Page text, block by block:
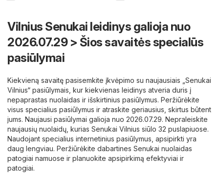
Vilnius Senukai leidinys galioja nuo
2026.07.29 > Šios savaitės specialūs
pasiūlymai
Kiekvieną savaitę pasisemkite įkvėpimo su naujausiais „Senukai
Vilnius“ pasiūlymais, kur kiekvienas leidinys atveria duris į
nepaprastas nuolaidas ir išskirtinius pasiūlymus. Peržiūrėkite
visus specialius pasiūlymus ir atraskite geriausius, skirtus būtent
jums. Naujausi pasiūlymai galioja nuo 2026.07.29. Nepraleiskite
naujausių nuolaidų, kurias Senukai Vilnius siūlo 32 puslapiuose.
Naudojant specialius internetinius pasiūlymus, apsipirkti yra
daug lengviau. Peržiūrėkite dabartines Senukai nuolaidas
patogiai namuose ir planuokite apsipirkimą efektyviai ir
patogiai.